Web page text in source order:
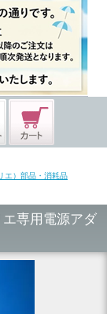
エ）部品・消耗品
エ専用電源アダ